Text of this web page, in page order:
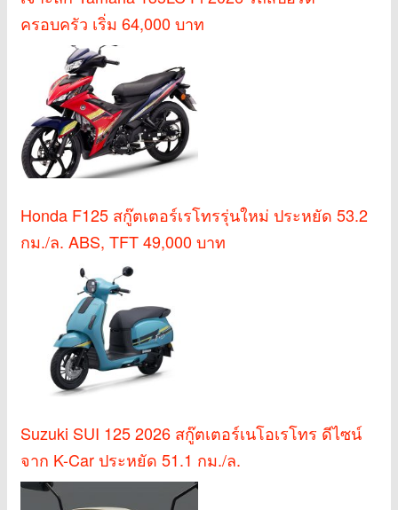
ครอบครัว เริ่ม 64,000 บาท
Honda F125 สกู๊ตเตอร์เรโทรรุ่นใหม่ ประหยัด 53.2
กม./ล. ABS, TFT 49,000 บาท
Suzuki SUI 125 2026 สกู๊ตเตอร์เนโอเรโทร ดีไซน์
จาก K-Car ประหยัด 51.1 กม./ล.